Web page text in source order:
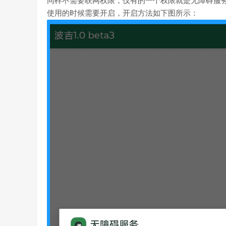
使用的时候需要开启，开启方法如下图所示：